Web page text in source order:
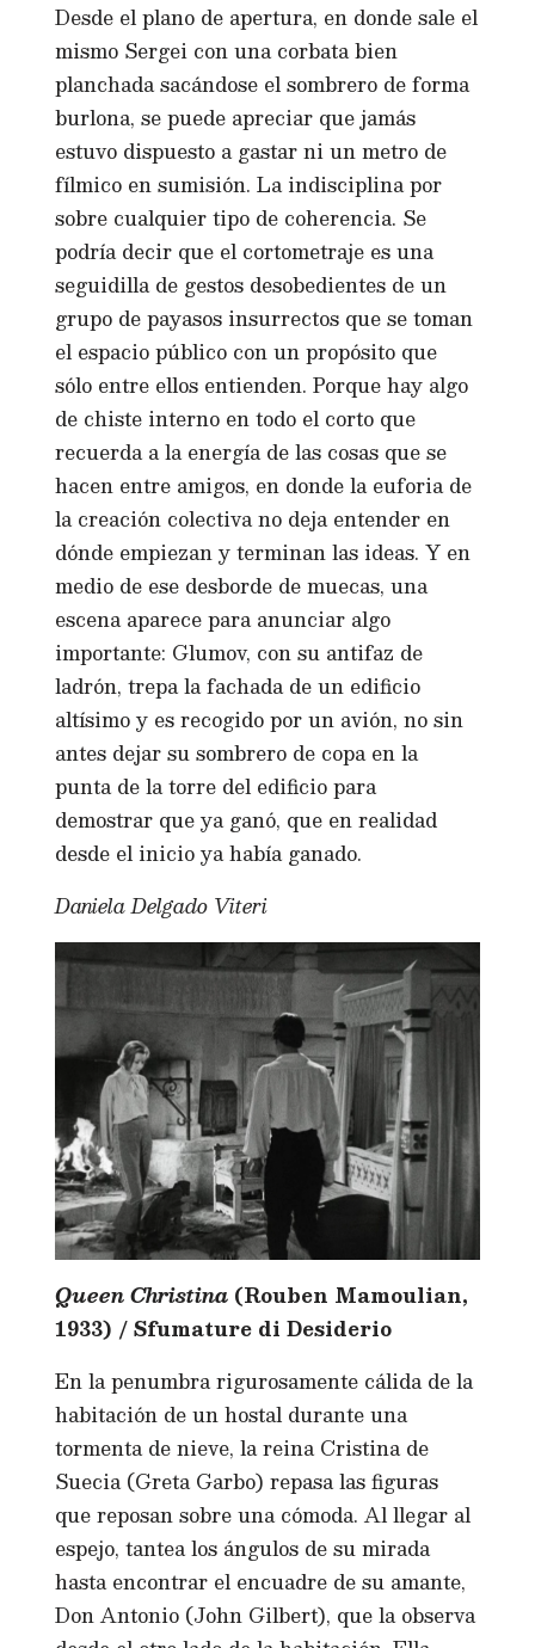
Desde el plano de apertura, en donde sale el
mismo Sergei con una corbata bien
planchada sacándose el sombrero de forma
burlona, se puede apreciar que jamás
estuvo dispuesto a gastar ni un metro de
fílmico en sumisión. La indisciplina por
sobre cualquier tipo de coherencia. Se
podría decir que el cortometraje es una
seguidilla de gestos desobedientes de un
grupo de payasos insurrectos que se toman
el espacio público con un propósito que
sólo entre ellos entienden. Porque hay algo
de chiste interno en todo el corto que
recuerda a la energía de las cosas que se
hacen entre amigos, en donde la euforia de
la creación colectiva no deja entender en
dónde empiezan y terminan las ideas. Y en
medio de ese desborde de muecas, una
escena aparece para anunciar algo
importante: Glumov, con su antifaz de
ladrón, trepa la fachada de un edificio
altísimo y es recogido por un avión, no sin
antes dejar su sombrero de copa en la
punta de la torre del edificio para
demostrar que ya ganó, que en realidad
desde el inicio ya había ganado.
Daniela Delgado Viteri
Queen Christina (Rouben Mamoulian,
1933) / Sfumature di Desiderio
En la penumbra rigurosamente cálida de la
habitación de un hostal durante una
tormenta de nieve, la reina Cristina de
Suecia (Greta Garbo) repasa las figuras
que reposan sobre una cómoda. Al llegar al
espejo, tantea los ángulos de su mirada
hasta encontrar el encuadre de su amante,
Don Antonio (John Gilbert), que la observa